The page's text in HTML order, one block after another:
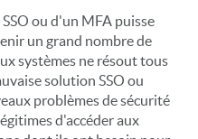
ou d'un MFA puisse
un grand nombre de
systèmes ne résout tous
solution SSO ou
problèmes de sécurité
d'accéder aux